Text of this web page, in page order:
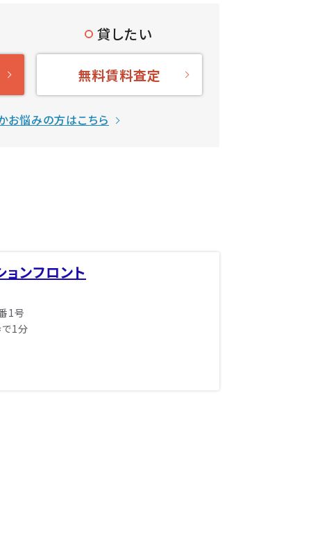
貸したい
無料賃料査定
お悩みの方はこちら
ンフロント
1号
で1分